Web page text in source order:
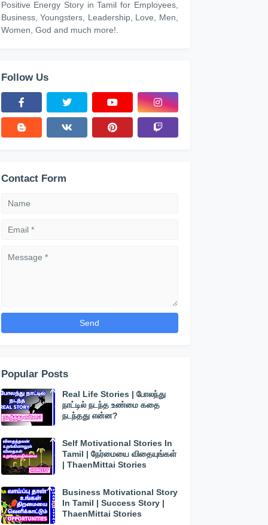
Positive Energy Story in Tamil for Employees,
Business, Youngsters, Leadership, Love, Men,
Women, God and much more!.
Follow Us
Contact Form
Popular Posts
Real Life Stories | போலந்து
நாட்டில் நடந்த உண்மை கதை
நடந்தது என்ன?
Self Motivational Stories In
Tamil | நேர்மையை விதையுங்கள்
| ThaenMittai Stories
Business Motivational Story
In Tamil | Success Story |
ThaenMittai Stories